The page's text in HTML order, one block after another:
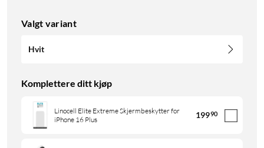
Valgt variant
Hvit
Komplettere ditt kjøp
Linocell Elite Extreme Skjermbeskytter for
iPhone 16 Plus
19990